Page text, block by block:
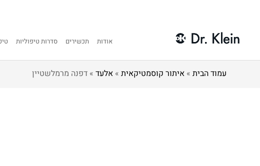
אודות תכשירים סדרות טיפוליות
עמוד הבית »איתור קוסמטיקאית »אלעד »דפנה מרמלשטיין